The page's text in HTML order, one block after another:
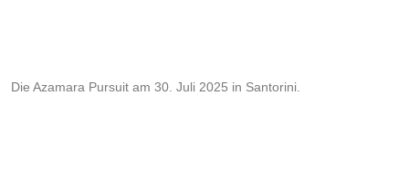
Die Azamara Pursuit am 30. Juli 2025 in Santorini.